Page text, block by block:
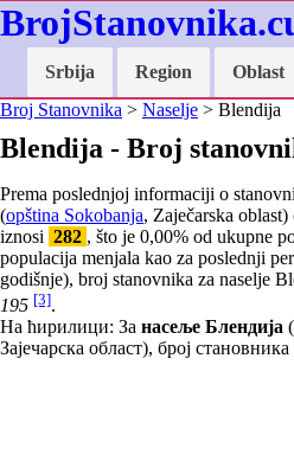
Srbija Region Oblast
Broj Stanovnika > Naselje > Blendija
Blendija - Broj
Prema poslednjoj informaciji o
(opština Sokobanja, Zaječarska
iznosi 282 , što je 0,00% od ukupne
populacija menjala kao za poslednji
godišnje), broj stanovnika za naselje
195 [3].
На ћирилици: За насеље Блендија
Зајечарска област), број